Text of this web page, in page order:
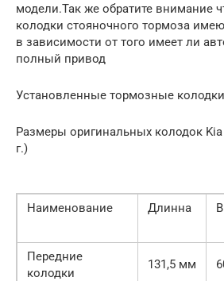
модели.Так же обратите внимание
колодки стояночного тормоза
в зависимости от того имеет ли
полный привод
Установленные тормозные
Размеры оригинальных колодок Kia
г.)
Наименование Длинна
Передние
колодки
131,5 мм